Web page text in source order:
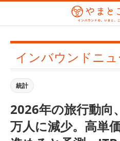
インバウンドニュ
統計
2026年の旅行動向
万人に減少。高単